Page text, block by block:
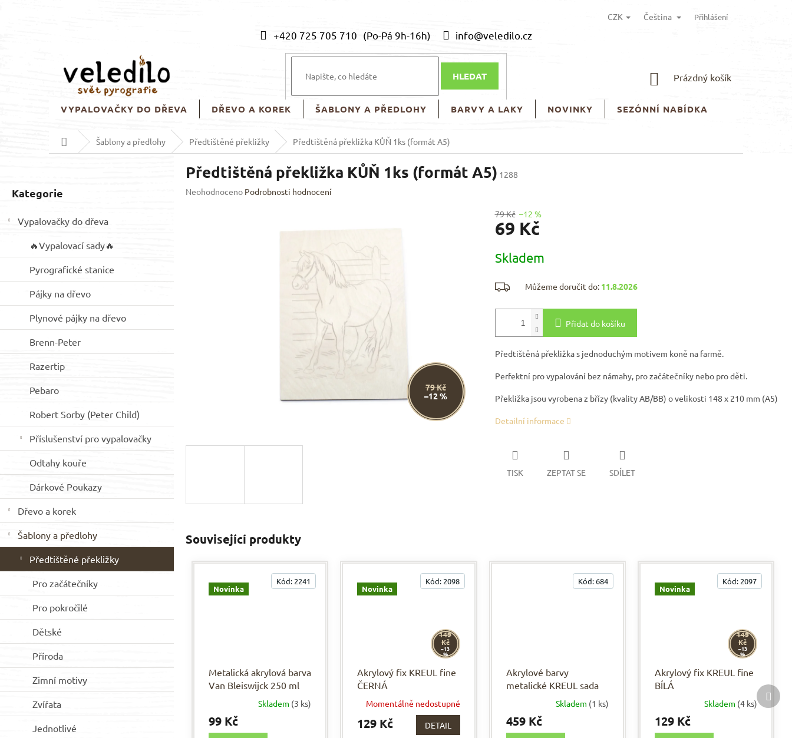
+420 725 705 710 info@veledilo.cz
CZK Čeština Přihlášení
HLEDAT
NÁKUPNÍ
Prázdný košík
VYPALOVAČKY DO DŘEVA DŘEVO A KOREK ŠABLONY A PŘEDLOHY BARVY A LAKY NOVINKY SEZÓNNÍ NABÍDKA
Domů Šablony a předlohy Předtištěné překližky Předtištěná překližka KŮŇ 1ks (formát A5)
n
n
l
kategorie
Kategorie
Vypalovačky do dřeva
🔥Vypalovací sady🔥
Pyrografické stanice
Pájky na dřevo
Plynové pájky na dřevo
Brenn-Peter
Razertip
Pebaro
Robert Sorby (Peter Child)
Příslušenství pro vypalovačky
Odtahy kouře
Dárkové Poukazy
Dřevo a korek
Šablony a předlohy
Předtištěné překližky
Pro začátečníky
Pro pokročilé
Dětské
Příroda
Zimní motivy
Zvířata
Jednotlivé
Předtištěná překližka KŮŇ 1ks (formát A5) 1288
Průměrné
Neohodnoceno Podrobnosti hodnocení
79 Kč
–12 %
79 Kč –12 %
69 Kč
cena:
Skladem
Můžeme doručit do: 11.8.2026
Přidat do košíku
Předtištěná překližka s jednoduchým motivem koně na farmě.
Perfektní pro vypalování bez námahy, pro začátečníky nebo pro děti.
Překližka jsou vyrobena z břízy (kvality AB/BB) o velikosti 148 x 210 mm (A5)
Detailní informace
TISK ZEPTAT SE SDÍLET
Související produkty
Novinka
Metalická akrylová barva
Van Bleiswijck 250 ml
Skladem (3 ks)
99 Kč
Kód: 2241
Novinka
149
Kč
–13
%
Akrylový fix KREUL fine
ČERNÁ
Momentálně nedostupné
129 Kč DETAIL
Kód: 2098
Akrylové barvy
metalické KREUL sada
SOLO GOYA 8 x 20 ml
Skladem (1 ks)
459 Kč
Kód:684
Novinka
149
Kč
–13
%
Akrylový fix KREUL fine
BÍLÁ
Skladem (4 ks)
129 Kč
Kód: 2097
Další